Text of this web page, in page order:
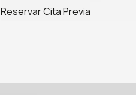
Reservar Cita Previa